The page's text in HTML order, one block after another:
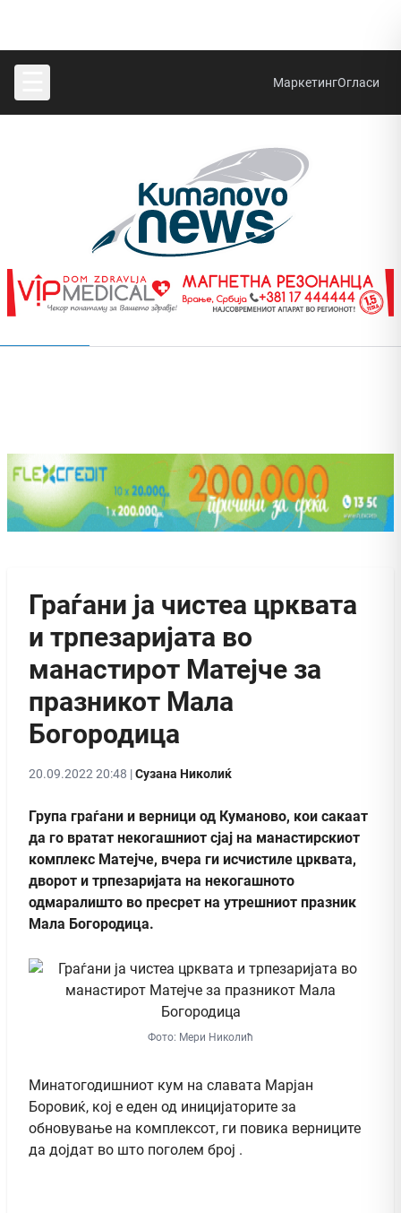
МаркетингОгласи
Граѓани ја чистеа црквата
и трпезаријата во
манастирот Матејче за
празникот Мала
Богородица
20.09.2022 20:48 |Сузана Николиќ
Група граѓани и верници од Куманово, кои сакаат
да го вратат некогашниот сјај на манастирскиот
комплекс Матејче, вчера ги исчистиле црквата,
дворот и трпезаријата на некогашното
одмаралишто во пресрет на утрешниот празник
Мала Богородица.
Фото: Мери Николић
Минатогодишниот кум на славата Марјан
Боровиќ, кој е еден од иницијаторите за
обновување на комплексот, ги повика верниците
да дојдат во што поголем број .